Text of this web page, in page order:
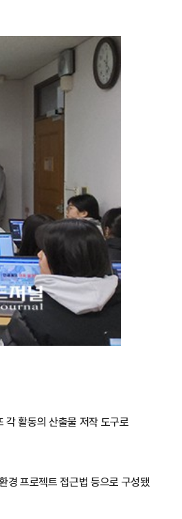
활동의 산출물 저작 도구로
프로젝트 접근법 등으로 구성됐